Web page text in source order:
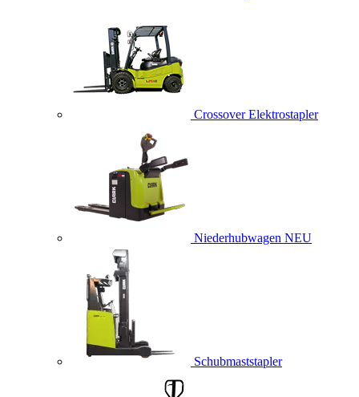
Crossover Elektrostapler
Niederhubwagen NEU
Schubmaststapler